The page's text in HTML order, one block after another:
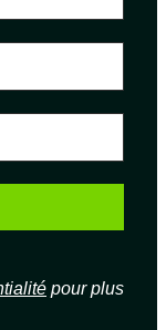
pour plus